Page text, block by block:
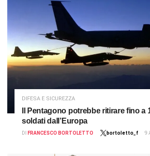
DIFESA E SICUREZZA
Il Pentagono potrebbe ritirare fino a
soldati dall’Europa
DI FRANCESCO BORTOLETTO bortoletto_f 9